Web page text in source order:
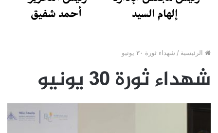
الرئيسية / شهداء ثورة ٣٠ يونيو
شهداء ثورة ٣٠ يونيو